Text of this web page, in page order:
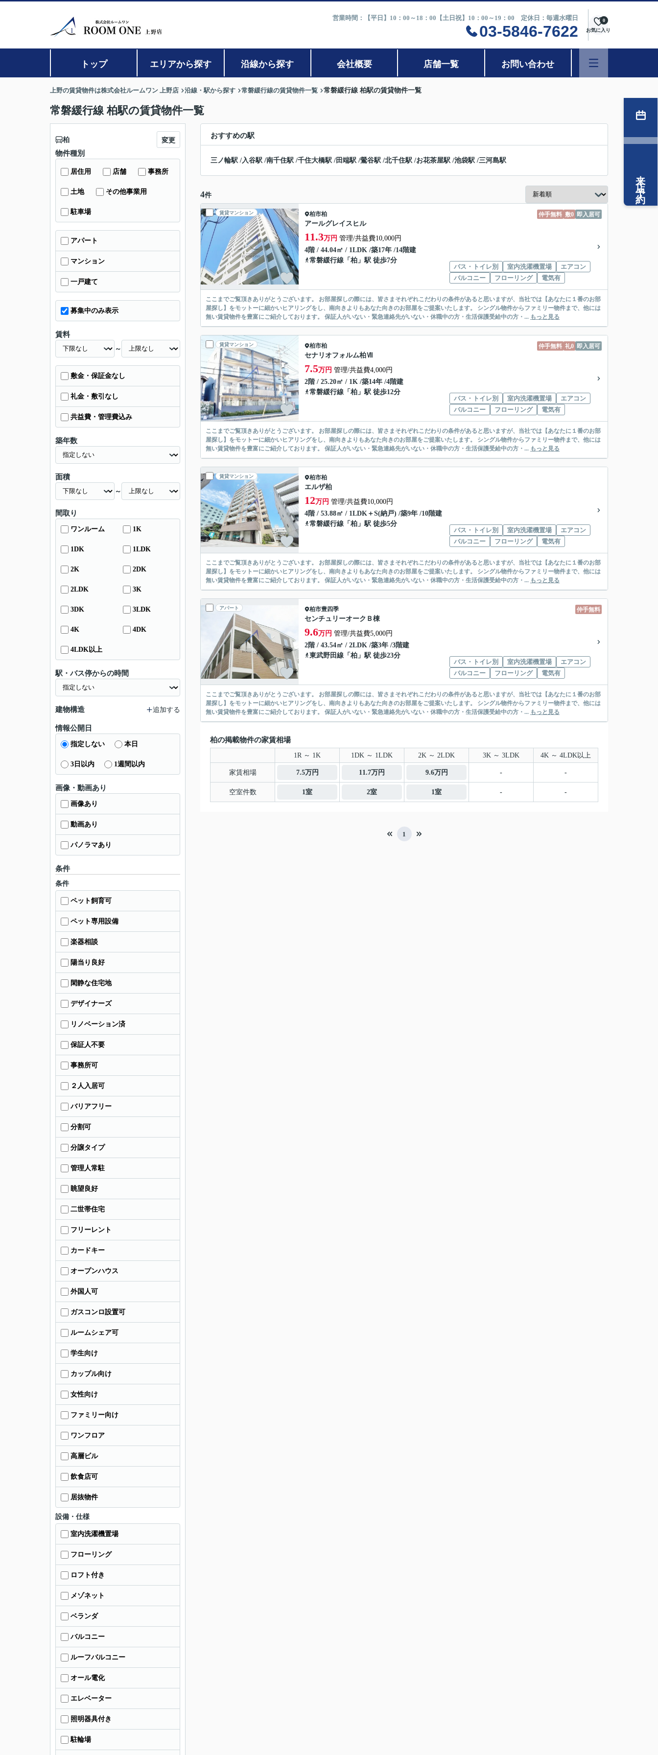
営業時間：【平日】10：00～18：00【土日祝】10：00～19：00 定休日：毎週水曜日
03-5846-7622 お気に入り
0
トップ エリアから探す 沿線から探す 会社概要 店舗一覧 お問い合わせ
上野の賃貸物件は株式会社ルームワン 上野店 沿線・駅から探す 常磐緩行線の賃貸物件一覧 常磐緩行線 柏駅の賃貸物件一覧
常磐緩行線 柏駅の賃貸物件一覧
おすすめの駅
三ノ輪駅 /入谷駅 /南千住駅 /千住大橋駅 /田端駅 /鶯谷駅 /北千住駅 /お花茶屋駅 /池袋駅 /三河島駅
4件
賃貸マンション 仲手無料 敷0 即入居可
柏市柏
アールグレイスヒル
11.3万円 管理/共益費10,000円
4階 / 44.04㎡ / 1LDK /築17年 /14階建
常磐緩行線 「 柏 」駅 徒歩7分
バス・トイレ別
室内洗濯機置場
エアコン
バルコニー
フローリング 電気有
ここまでご覧頂きありがとうございます。 お部屋探しの際には、皆さまそれぞれこだわりの条件があると思いますが、当社では【あなたに１番のお部
屋探し】をモットーに細かいヒアリングをし、南向きよりもあなた向きのお部屋をご提案いたします。 シングル物件からファミリー物件まで、他には
無い賃貸物件を豊富にご紹介しております。 保証人がいない・緊急連絡先がいない・休職中の方・生活保護受給中の方・... もっと見る
賃貸マンション 仲手無料 礼0 即入居可
柏市柏
セナリオフォルム柏Ⅶ
7.5万円 管理/共益費4,000円
2階 / 25.20㎡ / 1K /築14年 /4階建
常磐緩行線 「 柏 」駅 徒歩12分
バス・トイレ別
室内洗濯機置場
エアコン
バルコニー
フローリング 電気有
ここまでご覧頂きありがとうございます。 お部屋探しの際には、皆さまそれぞれこだわりの条件があると思いますが、当社では【あなたに１番のお部
屋探し】をモットーに細かいヒアリングをし、南向きよりもあなた向きのお部屋をご提案いたします。 シングル物件からファミリー物件まで、他には
無い賃貸物件を豊富にご紹介しております。 保証人がいない・緊急連絡先がいない・休職中の方・生活保護受給中の方・... もっと見る
賃貸マンション 柏市柏
エルザ柏
12万円 管理/共益費10,000円
4階 / 53.88㎡ / 1LDK＋S(納戸) /築9年 /10階建
常磐緩行線 「 柏 」駅 徒歩5分
バス・トイレ別
室内洗濯機置場
エアコン
バルコニー
フローリング 電気有
ここまでご覧頂きありがとうございます。 お部屋探しの際には、皆さまそれぞれこだわりの条件があると思いますが、当社では【あなたに１番のお部
屋探し】をモットーに細かいヒアリングをし、南向きよりもあなた向きのお部屋をご提案いたします。 シングル物件からファミリー物件まで、他には
無い賃貸物件を豊富にご紹介しております。 保証人がいない・緊急連絡先がいない・休職中の方・生活保護受給中の方・... もっと見る
アパート 仲手無料
柏市豊四季
センチュリーオークＢ棟
9.6万円 管理/共益費5,000円
2階 / 43.54㎡ / 2LDK /築3年 /3階建
東武野田線 「 柏 」駅 徒歩23分
バス・トイレ別
室内洗濯機置場
エアコン
バルコニー
フローリング 電気有
ここまでご覧頂きありがとうございます。 お部屋探しの際には、皆さまそれぞれこだわりの条件があると思いますが、当社では【あなたに１番のお部
屋探し】をモットーに細かいヒアリングをし、南向きよりもあなた向きのお部屋をご提案いたします。 シングル物件からファミリー物件まで、他には
無い賃貸物件を豊富にご紹介しております。 保証人がいない・緊急連絡先がいない・休職中の方・生活保護受給中の方・... もっと見る
柏の掲載物件の家賃相場
1R ～ 1K 1DK ～ 1LDK 2K ～ 2LDK 3K ～ 3LDK 4K ～ 4LDK以上
家賃相場 7.5万円 11.7万円 9.6万円 - -
空室件数 1室 2室 1室 - -
1
柏 変更
物件種別
居住用 店舗 事務所
土地 その他事業用
駐車場
アパート
マンション
一戸建て
募集中のみ表示
賃料
～
敷金・保証金なし
礼金・敷引なし
共益費・管理費込み
築年数
面積
～
間取り
ワンルーム 1K
1DK 1LDK
2K 2DK
2LDK 3K
3DK 3LDK
4K 4DK
4LDK以上
駅・バス停からの時間
建物構造 追加する
情報公開日
指定しない 本日
3日以内 1週間以内
画像・動画あり
画像あり
動画あり
パノラマあり
条件
条件
ペット飼育可
ペット専用設備
楽器相談
陽当り良好
閑静な住宅地
デザイナーズ
リノベーション済
保証人不要
事務所可
２人入居可
バリアフリー
分割可
分譲タイプ
管理人常駐
眺望良好
二世帯住宅
フリーレント
カードキー
オープンハウス
外国人可
ガスコンロ設置可
ルームシェア可
学生向け
カップル向け
女性向け
ファミリー向け
ワンフロア
高層ビル
飲食店可
居抜物件
設備・仕様
室内洗濯機置場
フローリング
ロフト付き
メゾネット
ベランダ
バルコニー
ルーフバルコニー
オール電化
エレベーター
照明器具付き
駐輪場
来店予約